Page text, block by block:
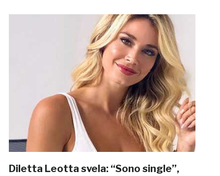
Diletta Leotta svela: “Sono single”,